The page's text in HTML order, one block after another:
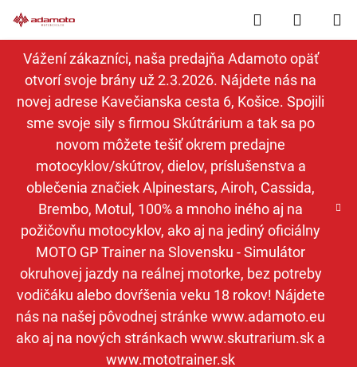
na
obsah
Vážení zákazníci, naša predajňa Adamoto opäť
otvorí svoje brány už 2.3.2026. Nájdete nás na
novej adrese Kavečianska cesta 6, Košice. Spojili
sme svoje sily s firmou Skútrárium a tak sa po
novom môžete tešiť okrem predajne
motocyklov/skútrov, dielov, príslušenstva a
oblečenia značiek Alpinestars, Airoh, Cassida,
Brembo, Motul, 100% a mnoho iného aj na
požičovňu motocyklov, ako aj na jediný oficiálny
MOTO GP Trainer na Slovensku - Simulátor
okruhovej jazdy na reálnej motorke, bez potreby
vodičáku alebo dovŕšenia veku 18 rokov! Nájdete
nás na našej pôvodnej stránke www.adamoto.eu
ako aj na nových stránkach www.skutrarium.sk a
www.mototrainer.sk
Hľadať
KOŠÍK